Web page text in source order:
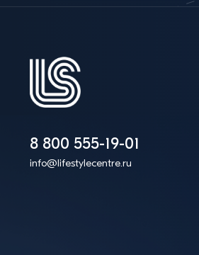
8 800 555-19-01
info@lifestylecentre.ru